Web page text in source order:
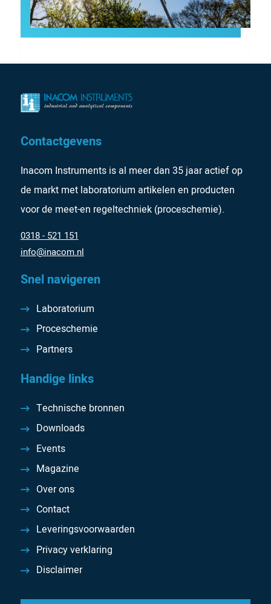
Contactgevens
Inacom Instruments is al meer dan 35 jaar actief op
de markt met laboratorium artikelen en producten
voor de meet-en regeltechniek (proceschemie).
0318 - 521 151
info@inacom.nl
Snel navigeren
Laboratorium
Proceschemie
Partners
Handige links
Technische bronnen
Downloads
Events
Magazine
Over ons
Contact
Leveringsvoorwaarden
Privacy verklaring
Disclaimer